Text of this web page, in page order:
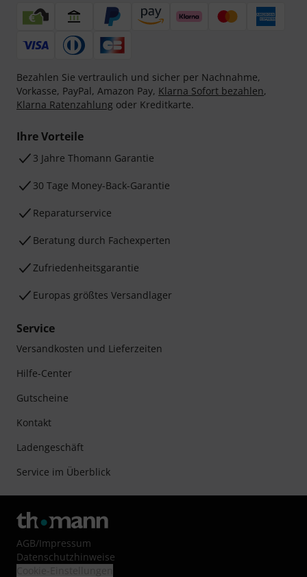
Bezahlen Sie vertraulich und sicher per Nachnahme,
Vorkasse, PayPal, Amazon Pay, Klarna Sofort bezahlen,
Klarna Ratenzahlung oder Kreditkarte.
Ihre Vorteile
3 Jahre Thomann Garantie
30 Tage Money-Back-Garantie
Reparaturservice
Beratung durch Fachexperten
Zufriedenheitsgarantie
Europas größtes Versandlager
Service
Versandkosten und Lieferzeiten
Hilfe-Center
Gutscheine
Kontakt
Ladengeschäft
Service im Überblick
AGB/Impressum
Datenschutzhinweise